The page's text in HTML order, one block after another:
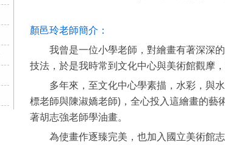
顏邑玲老師簡介：
我曾是一位小學老師，對繪畫有著深深
技法，於是我時常到文化中心與美術館觀摩
多年來，至文化中心學素描，水彩，與水
標老師與陳淑嬌老師)，全心投入這繪畫的藝
著胡志強老師學油畫。
為使畫作逐臻完美，也加入國立美術館志